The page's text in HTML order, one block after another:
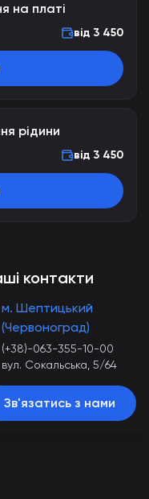
на платі
від 3 450
рідини
від 3 450
контакти
м. Шептицький
(Червоноград)
(+38)-063-355-10-00
вул. Сокальська, 5/64
Зв'язатись з нами